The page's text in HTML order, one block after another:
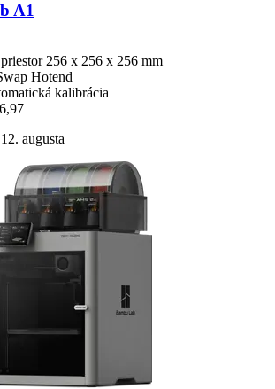
A1
256 x 256 x 256 mm
Hotend
kalibrácia
augusta